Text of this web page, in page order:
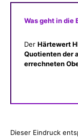
Was geht in die
Der Härtewert
Quotienten der
errechneten
Dieser Eindruck